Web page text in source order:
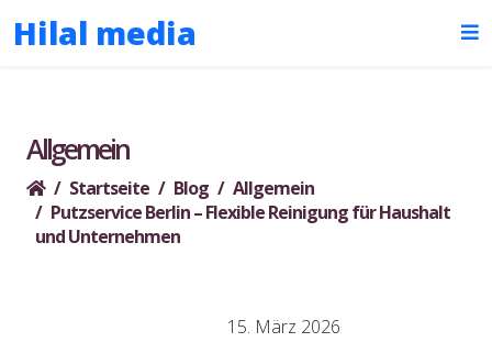
Hilal media
Allgemein
Startseite Blog
Allgemein
Putzservice Berlin – Flexible Reinigung für Haushalt
und Unternehmen
15. März 2026